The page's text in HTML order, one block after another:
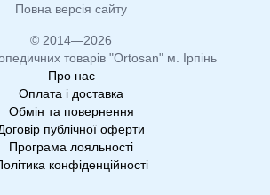
Повна версія сайту
© 2014—2026
товарів "Ortosan" м. Ірпінь
Про нас
Оплата і доставка
Обмін та повернення
публічної оферти
Програма лояльності
конфіденційності